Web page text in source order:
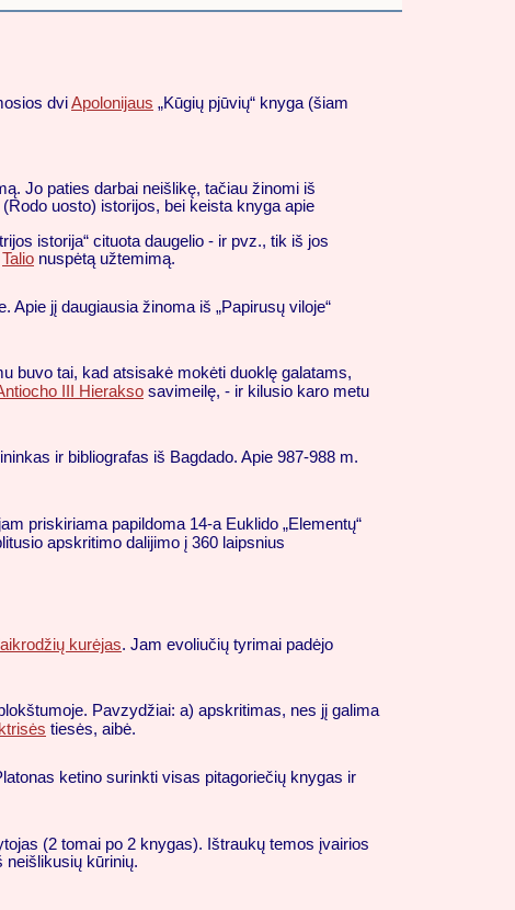
dviApolonijaus „Kūgių pjūvių“ knyga (šiam
Jo paties darbai neišlikę, tačiau žinomi iš
uosto) istorijos, bei keista knyga apie
istorija“ cituota daugelio - ir pvz., tik iš jos
Talio nuspėtą užtemimą.
jį daugiausia žinoma iš „Papirusų viloje“
buvo tai, kad atsisakė mokėti duoklę galatams,
III Hierakso savimeilę, - ir kilusio karo metu
ir bibliografas iš Bagdado. Apie 987-988 m.
priskiriama papildoma 14-a Euklido „Elementų“
apskritimo dalijimo į 360 laipsnius
laikrodžių kurėjas. Jam evoliučių tyrimai padėjo
Pavzydžiai: a) apskritimas, nes jį galima
tiesės, aibė.
ketino surinkti visas pitagoriečių knygas ir
(2 tomai po 2 knygas). Ištraukų temos įvairios
neišlikusių kūrinių.